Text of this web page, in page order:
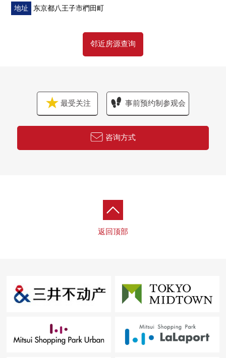
房源的详细、需讨论是如有意向，请跟我们联系。
地址 东京都八王子市椚田町
邻近房源查询
最受关注 事前预约制参观会
咨询方式
返回顶部